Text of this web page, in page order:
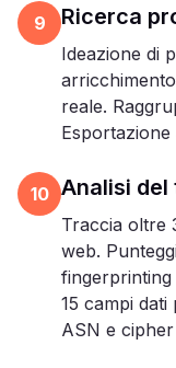
9 Ricerca
Ideazione di
reale.
10 Analisi
Traccia oltre
web.
fingerprinting
15 campi
ASN e cipher